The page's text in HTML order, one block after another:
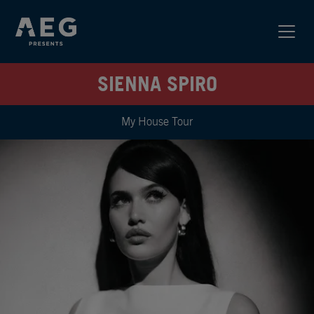
SIENNA SPIRO
My House Tour